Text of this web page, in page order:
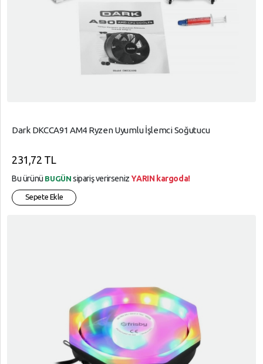
Dark DKCCA91 AM4 Ryzen Uyumlu İşlemci Soğutucu
231,72 TL
Bu ürünü BUGÜN sipariş verirsenizYARIN kargoda!
Sepete Ekle